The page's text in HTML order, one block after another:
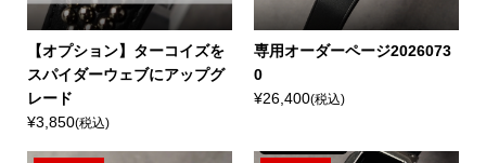
【オプション】ターコイズを
スパイダーウェブにアップグ
レード
¥3,850(税込)
専用オーダーページ2026073
0
¥26,400(税込)